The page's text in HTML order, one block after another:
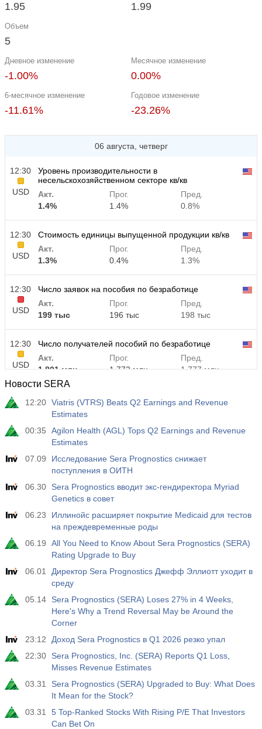
1.95 1.99
Объем
5
Дневное изменение
-1.00%
Месячное изменение
0.00%
6-месячное изменение
-11.61%
Годовое изменение
-23.26%
06 августа, четверг
12:30
USD
Уровень производительности в
несельскохозяйственном секторе кв/кв
Акт.
1.4%
Прог.
1.4%
Пред.
0.8%
12:30
USD
Стоимость единицы выпущенной продукции кв/кв
Акт.
1.3%
Прог.
0.4%
Пред.
1.3%
12:30
USD
Число заявок на пособия по безработице
Акт.
199 тыс
Прог.
196 тыс
Пред.
198 тыс
12:30
USD
Число получателей пособий по безработице
Акт.
1.801 млн
Прог.
1.772 млн
Пред.
1.777 млн
Новости SERA
12:20 Viatris (VTRS) Beats Q2 Earnings and Revenue
Estimates
00:35
Agilon Health (AGL) Tops Q2 Earnings and Revenue
Estimates
07.09
Исследование Sera Prognostics снижает
поступления в ОИТН
06.30
Sera Prognostics вводит экс-гендиректора Myriad
Genetics в совет
06.23
Иллинойс расширяет покрытие Medicaid для тестов
на преждевременные роды
06.19
All You Need to Know About Sera Prognostics (SERA)
Rating Upgrade to Buy
06.01
Директор Sera Prognostics Джефф Эллиотт уходит в
среду
05.14
Sera Prognostics (SERA) Loses 27% in 4 Weeks,
Here's Why a Trend Reversal May be Around the
Corner
23:12
Доход Sera Prognostics в Q1 2026 резко упал
22:30
Sera Prognostics, Inc. (SERA) Reports Q1 Loss,
Misses Revenue Estimates
03.31
Sera Prognostics (SERA) Upgraded to Buy: What Does
It Mean for the Stock?
03.31
5 Top-Ranked Stocks With Rising P/E That Investors
Can Bet On